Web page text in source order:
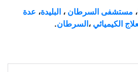
، مستشفى السرطان ، البليدة، عدة
الكيميائي ،السرطان.